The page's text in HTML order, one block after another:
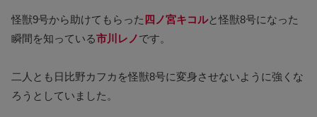
怪獣9号から助けてもらった 四ノ宮キコルと怪獣8号になった
瞬間を知っている市川レノです。
二人とも日比野カフカを怪獣8号に変身させないように強くな
ろうとしていました。